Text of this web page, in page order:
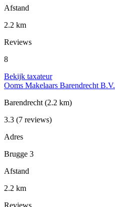
Afstand
2.2 km
Reviews
8
Bekijk taxateur
Ooms Makelaars Barendrecht B.V.
Barendrecht (2.2 km)
3.3 (7 reviews)
Adres
Brugge 3
Afstand
2.2 km